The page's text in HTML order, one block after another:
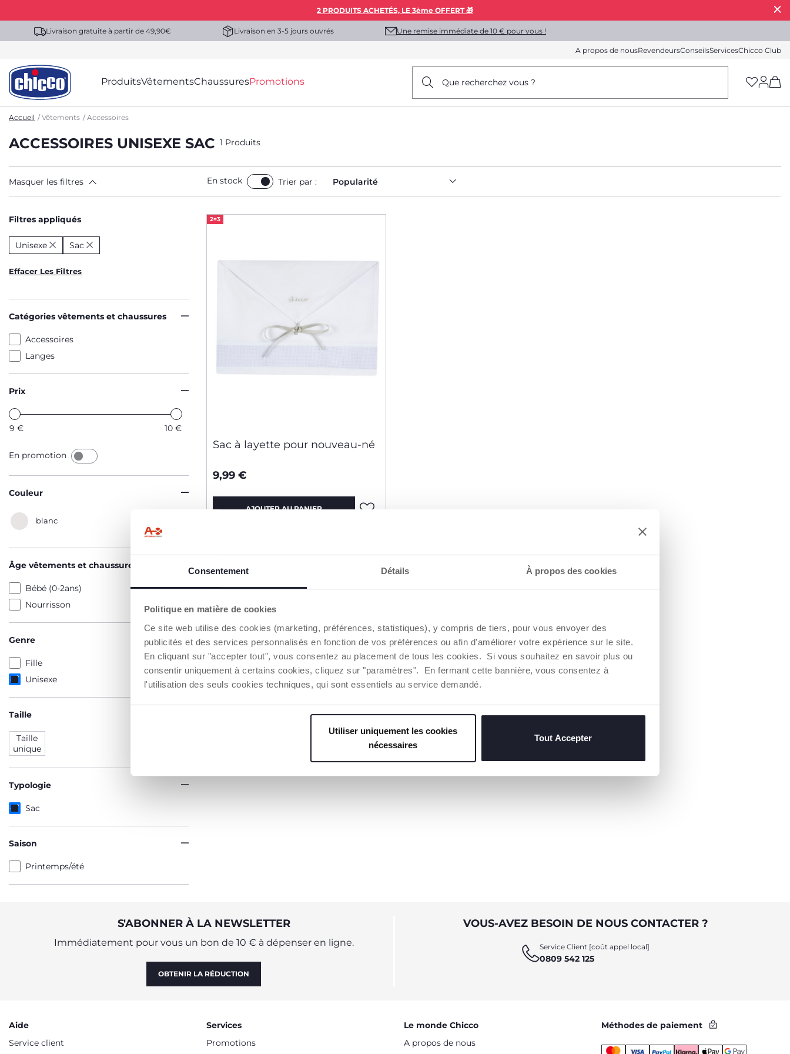
Consentement Détails À propos des cookies
Politique en matière de cookies
Ce site web utilise des cookies (marketing, préférences, statistiques), y compris de tiers, pour vous envoyer des
publicités et des services personnalisés en fonction de vos préférences ou afin d'améliorer votre expérience sur le site.
En cliquant sur "accepter tout", vous consentez au placement de tous les cookies. Si vous souhaitez en savoir plus ou
consentir uniquement à certains cookies, cliquez sur "paramètres". En fermant cette bannière, vous consentez à
l'utilisation des seuls cookies techniques, qui sont essentiels au service demandé.
Utiliser uniquement les cookies
nécessaires
Tout Accepter
2 PRODUITS ACHETÉS, LE 3ème OFFERT 🎁
Livraison gratuite à partir de 49,90€ Livraison en 3-5 jours ouvrés Une remise immédiate de 10 € pour vous !
A propos de nousRevendeursConseilsServicesChicco Club
ProduitsVêtementsChaussuresPromotions Que recherchez vous ?
Accueil Vêtements Accessoires
ACCESSOIRES UNISEXE SAC 1 Produits
Masquer les filtres En stock Trier par : Popularité
Filtres appliqués
Unisexe Sac
Effacer Les Filtres
Catégories vêtements et chaussures
Accessoires
Langes
Prix
9 € 10 €
En promotion
Couleur
blanc
Âge vêtements et chaussures
Bébé (0-2ans)
Nourrisson
Genre
Fille
Unisexe
Taille
Taille
unique
Typologie
Sac
Saison
Printemps/été
2=3
Sac à layette pour nouveau-né
9,99 €
AJOUTER AU PANIER
S'ABONNER À LA NEWSLETTER
Immédiatement pour vous un bon de 10 € à dépenser en ligne.
OBTENIR LA RÉDUCTION
VOUS-AVEZ BESOIN DE NOUS CONTACTER ?
Service Client [coût appel local]
0809 542 125
Aide
Service client
Services
Promotions
Le monde Chicco
A propos de nous
Méthodes de paiement